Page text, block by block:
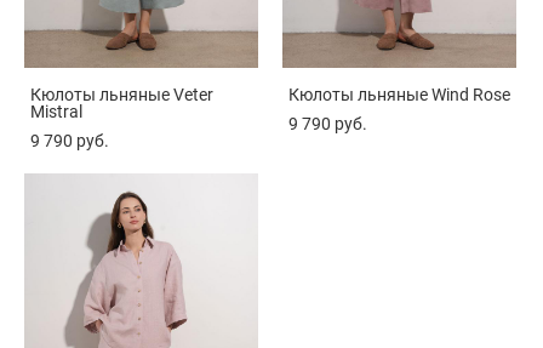
Кюлоты льняные Veter
Mistral
9 790 pуб.
Кюлоты льняные Wind Rose
9 790 pуб.